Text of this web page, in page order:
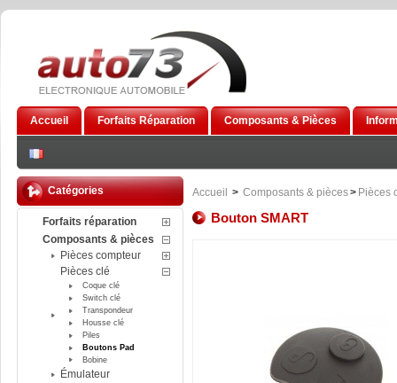
Accueil Forfaits Réparation Composants & Pièces
Catégories
Forfaits réparation
Composants & pièces
Pièces compteur
Pièces clé
Coque clé
Switch clé
Transpondeur
Housse clé
Piles
Boutons Pad
Bobine
Émulateur
Accueil > Composants & pièces> Pièces
Bouton SMART